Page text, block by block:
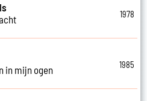
1978
in mijn ogen
1985